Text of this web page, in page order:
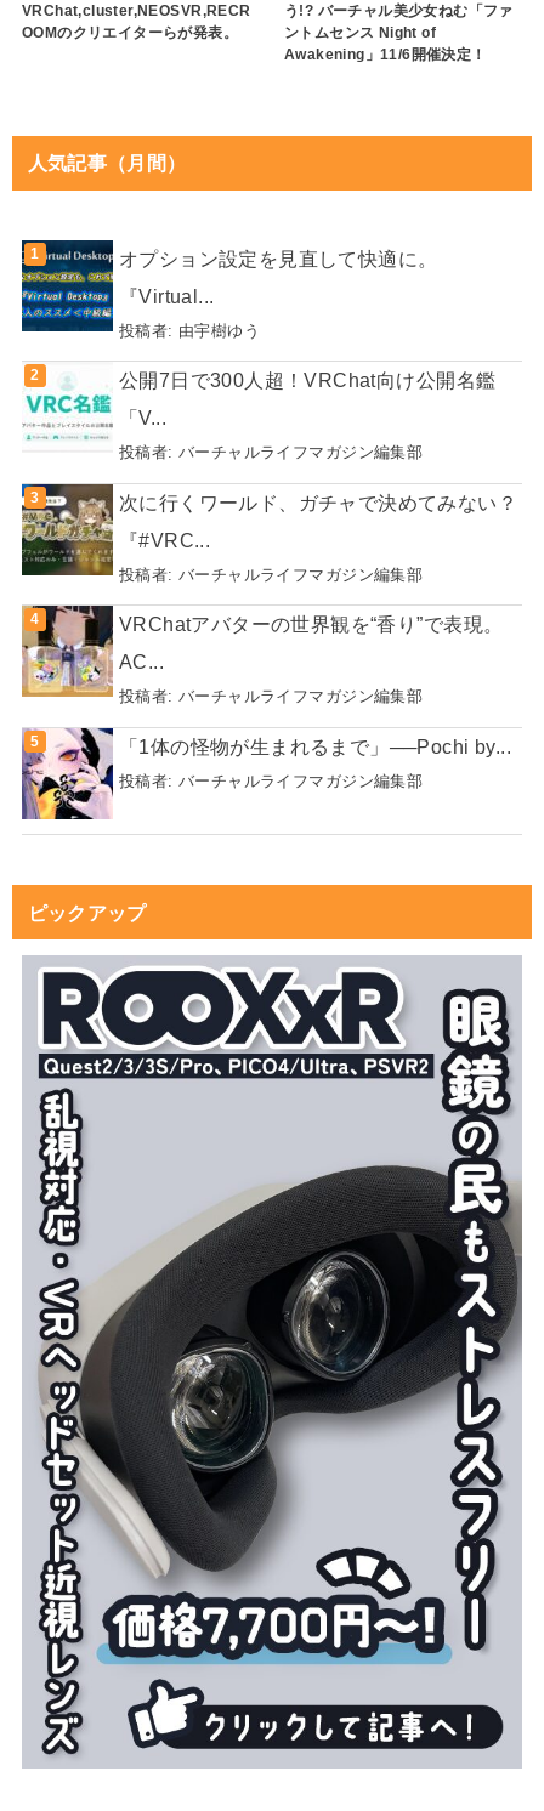
VRChat,cluster,NEOSVR,RECR
OOMのクリエイターらが発表。
う!? バーチャル美少女ねむ「ファ
ントムセンス Night of
Awakening」11/6開催決定！
人気記事（月間）
オプション設定を見直して快適に。
『Virtual...
投稿者: 由宇樹ゆう
公開7日で300人超！VRChat向け公開名鑑
「V...
投稿者: バーチャルライフマガジン編集部
次に行くワールド、ガチャで決めてみない？
『#VRC...
投稿者: バーチャルライフマガジン編集部
VRChatアバターの世界観を“香り”で表現。
AC...
投稿者: バーチャルライフマガジン編集部
「1体の怪物が生まれるまで」──Pochi by...
投稿者: バーチャルライフマガジン編集部
ピックアップ